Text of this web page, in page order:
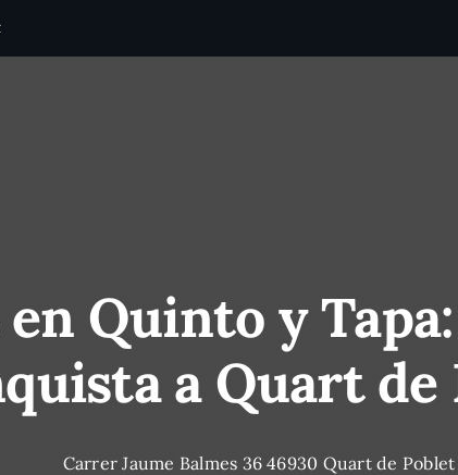
Quinto y
a Quart de
Carrer Jaume Balmes 36 46930 Quart de Poblet